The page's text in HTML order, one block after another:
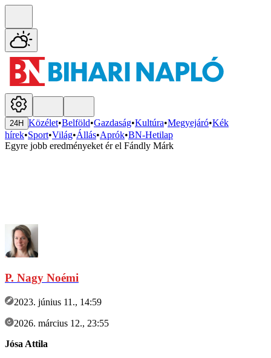
24H Közélet•Belföld•Gazdaság•Kultúra•Megyejáró•Kék
hírek•Sport•Világ•Állás•Aprók•BN-Hetilap
Egyre jobb eredményeket ér el Fándly Márk
P. Nagy Noémi
2023. június 11., 14:59
2026. március 12., 23:55
Jósa Attila